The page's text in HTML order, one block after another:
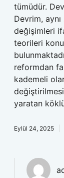
tümüdür.
Devrim,
değişimleri
teorileri
reformdan
kademeli
yaratan
Eylül 24, 2025